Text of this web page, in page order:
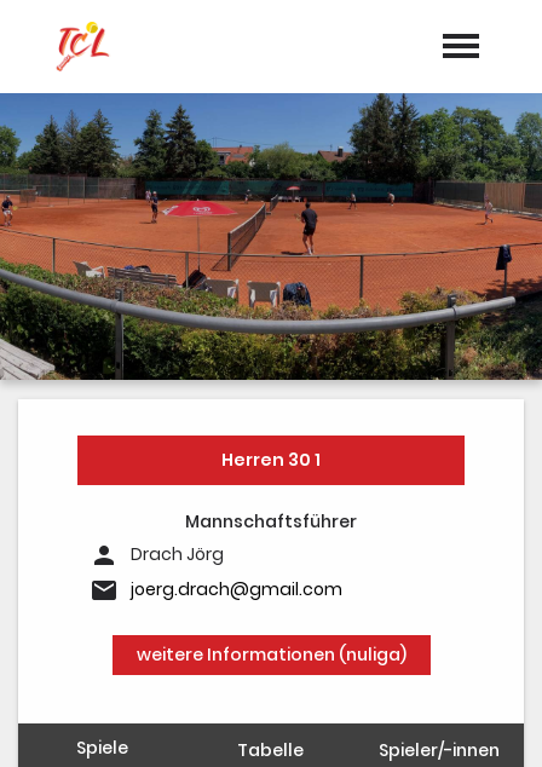
Startseite
Aktuelles
Termine
Vorstand
Dokumente
Sponsoren
Mannschaften
"Jetzt Mitglied werden"
Herren 30 1
Mannschaftsführer
person Drach Jörg
email joerg.drach@gmail.com
weitere Informationen (nuliga)
Spiele Tabelle Spieler/-innen